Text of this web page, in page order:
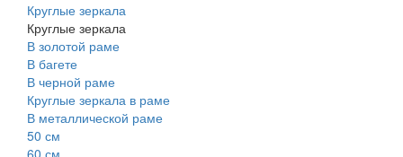
Круглые зеркала
Круглые зеркала
В золотой раме
В багете
В черной раме
Круглые зеркала в раме
В металлической раме
50 см
60 см